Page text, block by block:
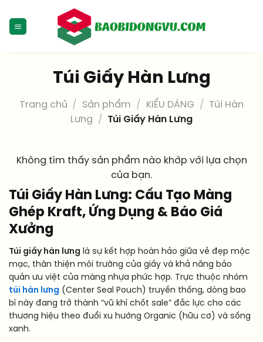
to
content
Túi Giấy Hàn Lưng
Trang chủ / Sản phẩm / KIỂU DÁNG /
Túi Hàn
Lưng
/ Túi Giấy Hàn Lưng
Không tìm thấy sản phẩm nào khớp với lựa chọn
của bạn.
Túi Giấy Hàn Lưng: Cấu Tạo Màng
Ghép Kraft, Ứng Dụng & Báo Giá
Xưởng
Túi giấy hàn lưng là sự kết hợp hoàn hảo giữa vẻ đẹp mộc
mạc, thân thiện môi trường của giấy và khả năng bảo
quản ưu việt của màng nhựa phức hợp. Trực thuộc nhóm
túi hàn lưng (Center Seal Pouch) truyền thống, dòng bao
bì này đang trở thành “vũ khí chốt sale” đắc lực cho các
thương hiệu theo đuổi xu hướng Organic (hữu cơ) và sống
xanh.